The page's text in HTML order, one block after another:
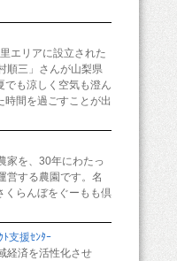
エリアに設立された
順三」さんが山梨県
でも涼しく空気も澄ん
時間を過ごすことが出
家を、30年にわたっ
営する農園です。名
くらんぼをぐーもも倶
支援ｾﾝﾀｰ
経済を活性化させ